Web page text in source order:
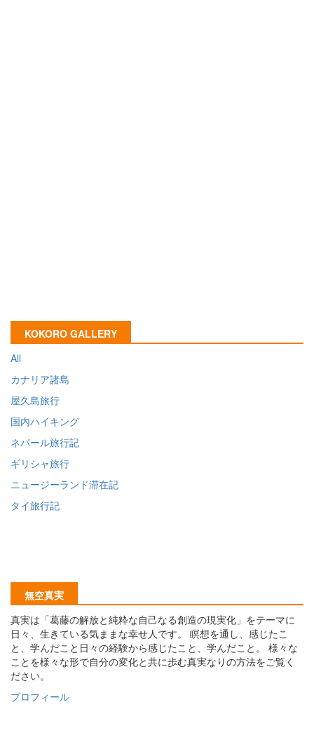
KOKORO GALLERY
All
カナリア諸島
屋久島旅行
国内ハイキング
ネパール旅行記
ギリシャ旅行
ニュージーランド滞在記
タイ旅行記
無空真実
真実は「葛藤の解放と純粋な自己なる創造の現実化」をテーマに
日々、生きている気ままな幸せ人です。 瞑想を通し、感じたこ
と、学んだこと日々の経験から感じたこと、学んだこと。 様々な
ことを様々な形で自分の変化と共に歩む真実なりの方法をご覧く
ださい。
プロフィール